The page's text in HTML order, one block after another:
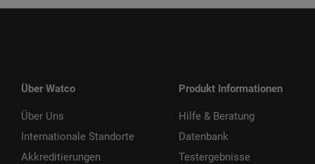
Über Watco
Über Uns
Internationale Standorte
Akkreditierungen
Produkt Informationen
Hilfe & Beratung
Datenbank
Testergebnisse